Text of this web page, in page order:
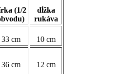
(1/2
dĺžka
rukáva
33 cm 10 cm
36 cm 12 cm